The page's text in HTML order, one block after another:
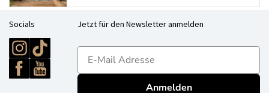
Socials Jetzt für den Newsletter anmelden
E-mailadres
Anmelden